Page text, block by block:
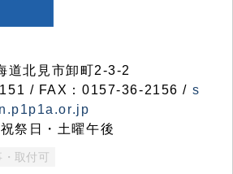
北見市卸町2-3-2
/ FAX：0157-36-2156 / s
祭日・土曜午後
・取付可